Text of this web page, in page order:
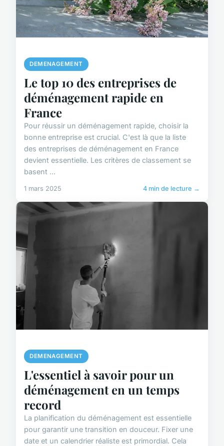
DEMENAGEMENT
Le top 10 des entreprises de
déménagement rapide en
France
Pour réussir un déménagement rapide, choisir la
bonne entreprise est crucial. C'est là que la liste
des entreprises de déménagement en France
devient essentielle. Les critères de classement se
basent ...
1 mars 2025 4 min de lecture →
DEMENAGEMENT
L'essentiel à savoir pour un
déménagement en un temps
record
La planification du déménagement est essentielle
pour garantir une transition en douceur. Fixer une
date et un calendrier réaliste est primordial. Cela